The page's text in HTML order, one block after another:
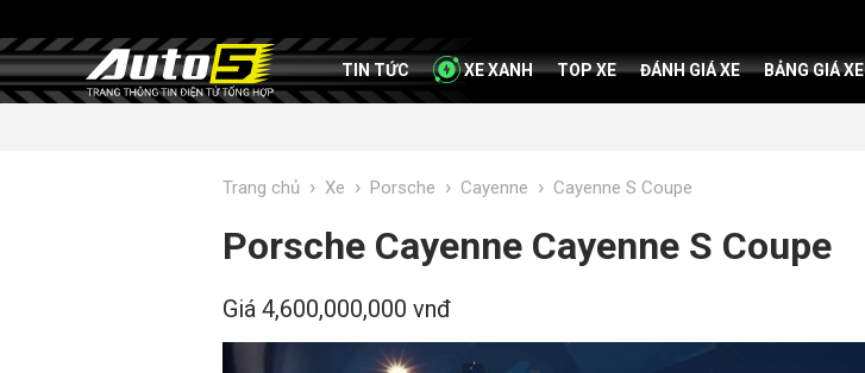
TIN TỨC XE XANH TOP XE ĐÁNH GIÁ XE BẢNG GIÁ XE
Trang chủ › Xe › Porsche › Cayenne › Cayenne S Coupe
Porsche Cayenne Cayenne S Coupe
Giá 4,600,000,000 vnđ